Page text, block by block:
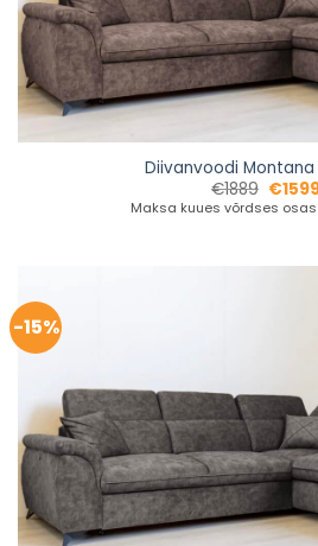
Diivanvoodi Montana
€1889 €
Maksa kuues võrdses
-15%